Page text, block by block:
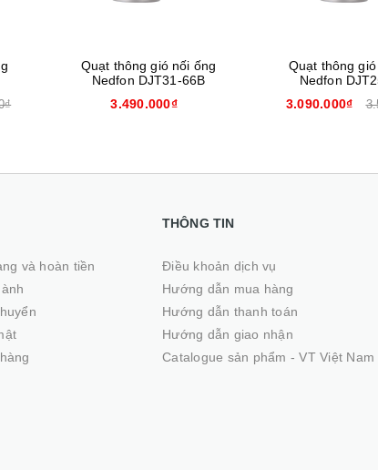
Quạt thông gió nối ống
Nedfon DJT25-66B
3.090.000₫
3.500.000₫
Quạt thông
Nedfon
2.490.000₫
và hoàn tiền
THÔNG TIN
Điều khoản dịch vụ
Hướng dẫn mua hàng
Hướng dẫn thanh toán
Hướng dẫn giao nhận
Catalogue sản phẩm - VT Việt Nam